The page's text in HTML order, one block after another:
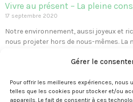
Gérer le
Pour offrir les meilleures expériences, nous
telles que les cookies pour stocker et/ou
appareils. Le fait de consentir à ces
Vivre au présent – La pleine
17 septembre 2020
Notre environnement, aussi joyeux et
nous projeter hors de nous-mêmes. La
conscience de qui nous sommes,
Lire la suite »